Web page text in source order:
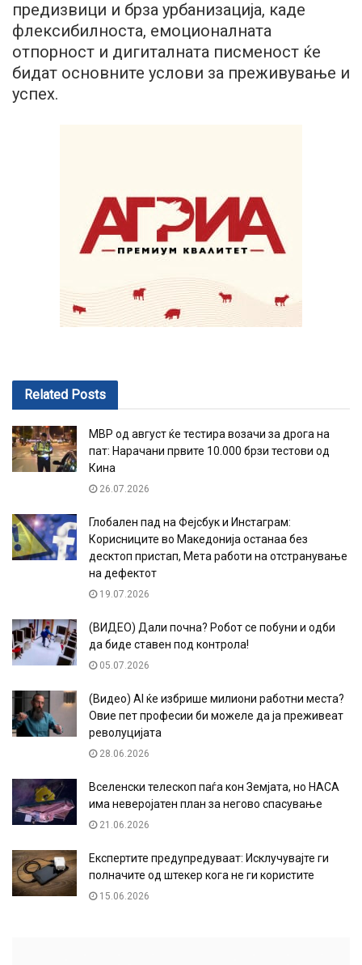
предизвици и брза урбанизација, каде
флексибилноста, емоционалната
отпорност и дигиталната писменост ќе
бидат основните услови за преживување и
успех.
Related Posts
МВР од август ќе тестира возачи за дрога на
пат: Нарачани првите 10.000 брзи тестови од
Кина
26.07.2026
Глобален пад на Фејсбук и Инстаграм:
Корисниците во Македонија останаа без
десктоп пристап, Мета работи на отстранување
на дефектот
19.07.2026
(ВИДЕО) Дали почна? Робот се побуни и одби
да биде ставен под контрола!
05.07.2026
(Видео) AI ќе избрише милиони работни места?
Овие пет професии би можеле да ја преживеат
револуцијата
28.06.2026
Вселенски телескоп паѓа кон Земјата, но НАСА
има неверојатен план за негово спасување
21.06.2026
Експертите предупредуваат: Исклучувајте ги
полначите од штекер кога не ги користите
15.06.2026